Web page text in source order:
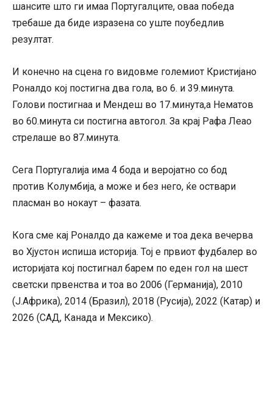
шансите што ги имаа Португалците, оваа победа
требаше да биде изразена со уште поубедлив
резултат.
И конечно на сцена го видовме големиот Кристијано
Роналдо кој постигна два гола, во 6. и 39.минута.
Голови постигнаа и Мендеш во 17.минута,а Нематов
во 60.минута си постигна автогол. За крај Рафа Леао
стрелаше во 87.минута.
Сега Португалија има 4 бода и веројатно со бод
против Колумбија, а може и без него, ќе оствари
пласман во нокаут – фазата.
Кога сме кај Роналдо да кажеме и тоа дека вечерва
во Хјустон испиша историја. Тој е првиот фудбалер во
историјата кој постигнал барем по еден гол на шест
светски првенства и тоа во 2006 (Германија), 2010
(Ј.Африка), 2014 (Бразил), 2018 (Русија), 2022 (Катар) и
2026 (САД, Канада и Мексико).